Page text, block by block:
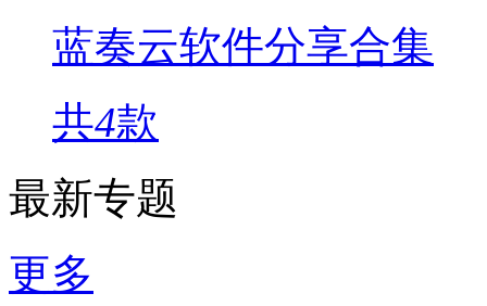
蓝奏云软件分享合集
共4款
最新专题
更多